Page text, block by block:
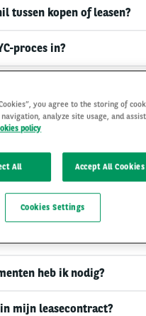
tussen kopen of leasen?
proces in?
bekeuring zelf betalen?
over Private Lease
Lease?
parkeren
heb ik nodig?
mijn leasecontract?
you agree to the storing of
analyze site usage, and
policy
All Accept All Cookies
Cookies Settings